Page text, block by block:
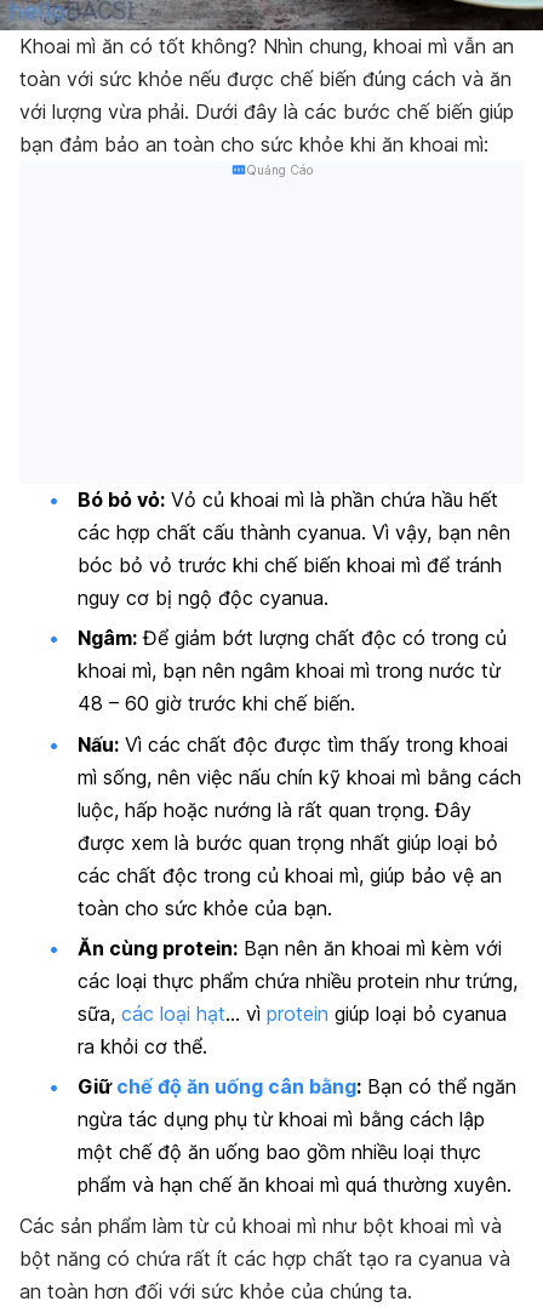
Khoai mì ăn có tốt không? Nhìn chung, khoai mì vẫn an
toàn với sức khỏe nếu được chế biến đúng cách và ăn
với lượng vừa phải. Dưới đây là các bước chế biến giúp
bạn đảm bảo an toàn cho sức khỏe khi ăn khoai mì:
Quảng Cáo
Bó bỏ vỏ: Vỏ củ khoai mì là phần chứa hầu hết
các hợp chất cấu thành cyanua. Vì vậy, bạn nên
bóc bỏ vỏ trước khi chế biến khoai mì để tránh
nguy cơ bị ngộ độc cyanua.
Ngâm: Để giảm bớt lượng chất độc có trong củ
khoai mì, bạn nên ngâm khoai mì trong nước từ
48 – 60 giờ trước khi chế biến.
Nấu: Vì các chất độc được tìm thấy trong khoai
mì sống, nên việc nấu chín kỹ khoai mì bằng cách
luộc, hấp hoặc nướng là rất quan trọng. Đây
được xem là bước quan trọng nhất giúp loại bỏ
các chất độc trong củ khoai mì, giúp bảo vệ an
toàn cho sức khỏe của bạn.
Ăn cùng protein: Bạn nên ăn khoai mì kèm với
các loại thực phẩm chứa nhiều protein như trứng,
sữa, các loại hạt… vì protein giúp loại bỏ cyanua
ra khỏi cơ thể.
Giữ chế độ ăn uống cân bằng: Bạn có thể ngăn
ngừa tác dụng phụ từ khoai mì bằng cách lập
một chế độ ăn uống bao gồm nhiều loại thực
phẩm và hạn chế ăn khoai mì quá thường xuyên.
Các sản phẩm làm từ củ khoai mì như bột khoai mì và
bột năng có chứa rất ít các hợp chất tạo ra cyanua và
an toàn hơn đối với sức khỏe của chúng ta.